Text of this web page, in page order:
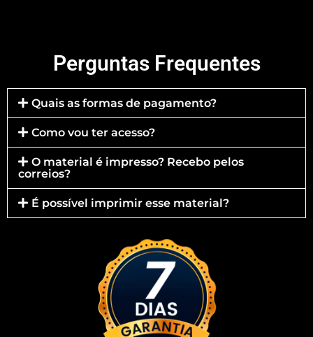
Perguntas Frequentes
Quais as formas de pagamento?
Como vou ter acesso?
O material é impresso? Recebo pelos
correios?
É possível imprimir esse material?